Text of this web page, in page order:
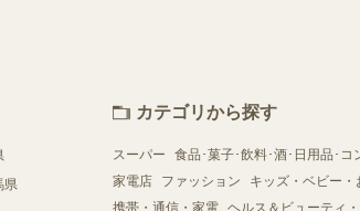
県
カテゴリから探す
スーパー
食品･菓子･飲料･酒･日用品･コ
家電店
ファッション
キッズ・ベビー・
携帯・通信・家電 ヘルス＆ビューティ